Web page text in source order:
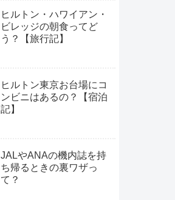
ヒルトン・ハワイアン・
ビレッジの朝食ってど
う？【旅行記】
ヒルトン東京お台場にコ
ンビニはあるの？【宿泊
記】
JALやANAの機内誌を持
ち帰るときの裏ワザっ
て？